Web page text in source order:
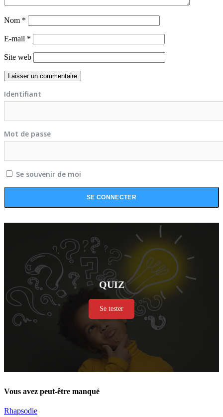
Nom *
E-mail *
Site web
Identifiant
Mot de passe
Se souvenir de moi
QUIZ
Se tester
Vous avez peut-être manqué
Rhapsodie